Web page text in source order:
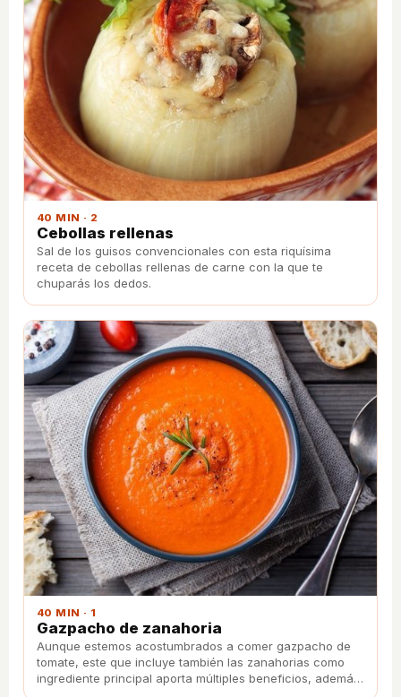
40 MIN · 2
Cebollas rellenas
Sal de los guisos convencionales con esta riquísima
receta de cebollas rellenas de carne con la que te
chuparás los dedos.
40 MIN · 1
Gazpacho de zanahoria
Aunque estemos acostumbrados a comer gazpacho de
tomate, este que incluye también las zanahorias como
ingrediente principal aporta múltiples beneficios, además